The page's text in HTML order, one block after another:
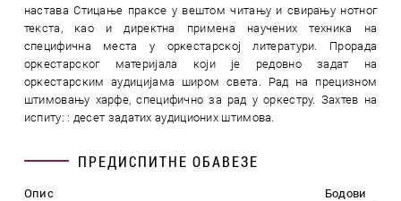
настава Стицање праксе у вештом читању и свирању нотног
текста, као и директна примена научених техника на
специфична места у оркестарској литератури. Прорада
оркестарског материјала који је редовно задат на
оркестарским аудицијама широм света. Рад на прецизном
штимовању харфе, специфично за рад у оркестру. Захтев на
испиту: : десет задатих аудиционих штимова.
ПРЕДИСПИТНЕ ОБАВЕЗЕ
Опис
Бодови